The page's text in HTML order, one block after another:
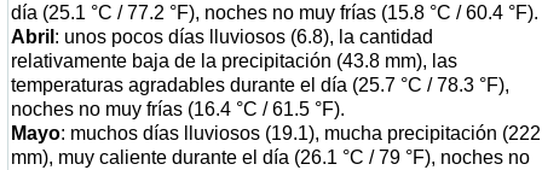
día (25.1 °C / 77.2 °F), noches no muy frías (15.8 °C / 60.4 °F).
Abril : unos pocos días lluviosos (6.8), la cantidad
relativamente baja de la precipitación (43.8 mm), las
temperaturas agradables durante el día (25.7 °C / 78.3 °F),
noches no muy frías (16.4 °C / 61.5 °F).
Mayo: muchos días lluviosos (19.1), mucha precipitación (222
mm), muy caliente durante el día (26.1 °C / 79 °F), noches no